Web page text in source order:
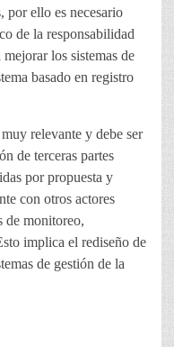
por ello es necesario
de la responsabilidad
los sistemas de
basado en registro
relevante y debe ser
de terceras partes
por propuesta y
con otros actores
de monitoreo,
implica el rediseño de
de gestión de la